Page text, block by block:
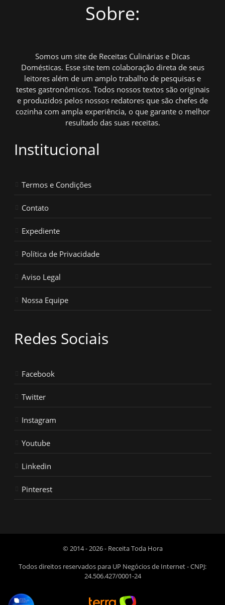
Sobre:
Somos um site de Receitas Culinárias e Dicas
Domésticas. Esse site tem colaboração direta de seus
leitores além de um amplo trabalho de pesquisas e
testes gastronômicos. Todos nossos textos são originais
e produzidos pelos nossos redatores que são chefes de
cozinha com ampla experiência, o que garante o melhor
resultado das suas receitas.
Institucional
Termos e Condições
Contato
Expediente
Política de Privacidade
Aviso Legal
Nossa Equipe
Redes Sociais
Facebook
Twitter
Instagram
Youtube
Linkedin
Pinterest
© 2014 - 2026 - Receita Toda Hora
Todos direitos reservados para UP Negócios de Internet - CNPJ:
24.506.427/0001-24